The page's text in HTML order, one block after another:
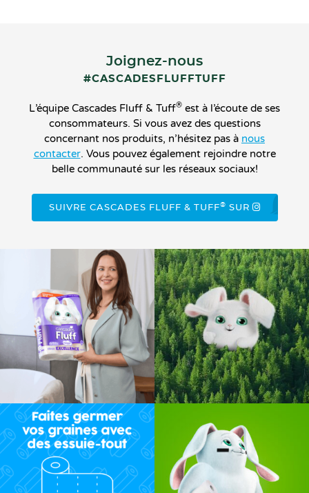
Joignez-nous
#CASCADESFLUFFTUFF
L’équipe Cascades Fluff & Tuff® est à l’écoute de ses
consommateurs. Si vous avez des questions
concernant nos produits, n’hésitez pas à nous
contacter. Vous pouvez également rejoindre notre
belle communauté sur les réseaux sociaux!
SUIVRE CASCADES FLUFF & TUFF® SUR